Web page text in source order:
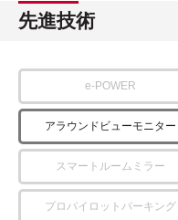
先進技術
e-POWER
アラウンドビューモニター
スマートルームミラー
プロパイロットパーキング